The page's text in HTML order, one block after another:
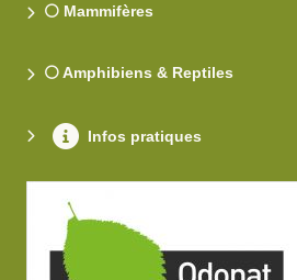
⚪ Mammifères
⚪ Amphibiens & Reptiles
Infos pratiques